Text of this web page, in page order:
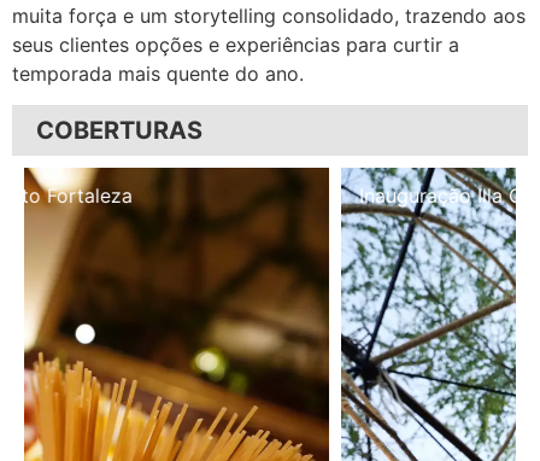
muita força e um storytelling consolidado, trazendo aos
seus clientes opções e experiências para curtir a
temporada mais quente do ano.
COBERTURAS
Inauguração Illa Café